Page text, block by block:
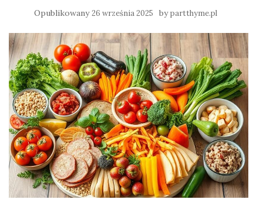
Opublikowany26 września 2025 bypartthyme.pl